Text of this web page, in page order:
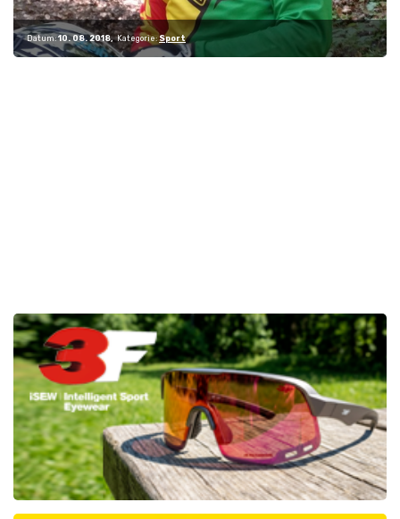
Datum: 10. 08. 2018 Kategorie: Sport